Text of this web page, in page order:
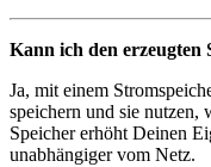
Kann ich den erzeugten
Ja, mit einem
speichern und sie nutzen,
Speicher erhöht Deinen
unabhängiger vom Netz.